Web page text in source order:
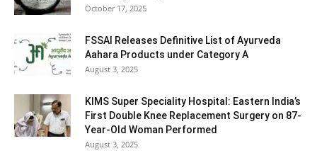
October 17, 2025
FSSAI Releases Definitive List of Ayurveda
Aahara Products under Category A
August 3, 2025
KIMS Super Speciality Hospital: Eastern India’s
First Double Knee Replacement Surgery on 87-
Year-Old Woman Performed
August 3, 2025